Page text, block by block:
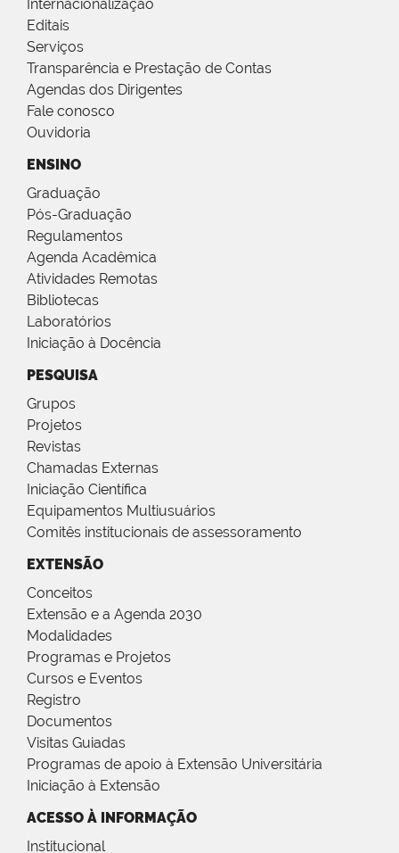
Internacionalização
Editais
Serviços
Transparência e Prestação de Contas
Agendas dos Dirigentes
Fale conosco
Ouvidoria
ENSINO
Graduação
Pós-Graduação
Regulamentos
Agenda Acadêmica
Atividades Remotas
Bibliotecas
Laboratórios
Iniciação à Docência
PESQUISA
Grupos
Projetos
Revistas
Chamadas Externas
Iniciação Científica
Equipamentos Multiusuários
Comitês institucionais de assessoramento
EXTENSÃO
Conceitos
Extensão e a Agenda 2030
Modalidades
Programas e Projetos
Cursos e Eventos
Registro
Documentos
Visitas Guiadas
Programas de apoio à Extensão Universitária
Iniciação à Extensão
ACESSO À INFORMAÇÃO
Institucional